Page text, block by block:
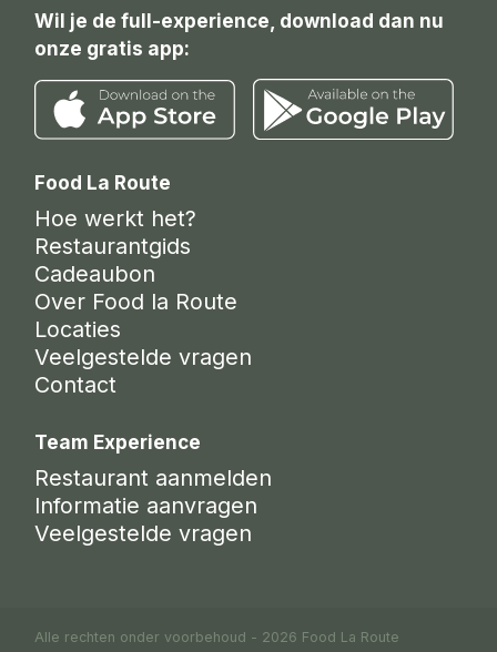
Wil je de full-experience, download dan nu
onze gratis app:
Food La Route
Hoe werkt het?
Restaurantgids
Cadeaubon
Over Food la Route
Locaties
Veelgestelde vragen
Contact
Team Experience
Restaurant aanmelden
Informatie aanvragen
Veelgestelde vragen
Alle rechten onder voorbehoud - 2026 Food La Route